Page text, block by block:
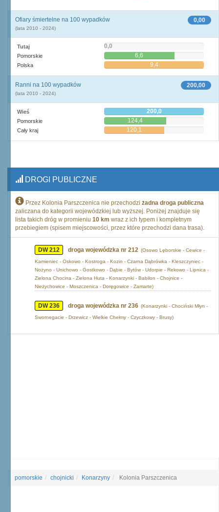
0,00
Ofiary śmiertelne na 100 wypadków
(lata 2010 - 2024)
Tutaj 0,0
Pomorskie 6,6
Polska 9,4
200,00
Ranni na 100 wypadków
(lata 2010 - 2024)
Wieś 200,0
Pomorskie 124,4
Cały kraj 120,1
DROGI PUBLICZNE
Przez Kolonia Parszczenica nie przechodzi żadna droga publiczna
zaliczana do kategorii wojewódzkiej lub wyższej. Poniżej znajduje się
lista takich dróg w promieniu 10 km wraz z ich typem i kompletnym
przebiegiem (spisem miejscowości, przez które przechodzi dana trasa).
DW 212 droga wojewódzka nr 212 (Osowo Lęborskie - Cewice -
Kamieniec - Oskowo - Kostroga - Kozin - Czarna Dąbrówka - Kleszczyniec -
Nożyno - Unichowo - Gostkowo - Dąbie - Bytów - Udorpie - Rekowo - Lipnica -
Zielona Chocina - Zielona Huta - Konarzynki - Babilon - Chojnice -
Nieżychowice - Moszczenica - Doręgowice - Zamarte)
DW 236 droga wojewódzka nr 236 (Konarzynki - Chociński Młyn -
Swornegacie - Drzewicz - Wielkie Chełmy - Czyczkowy - Brusy)
pomorskie chojnicki Konarzyny Kolonia Parszczenica